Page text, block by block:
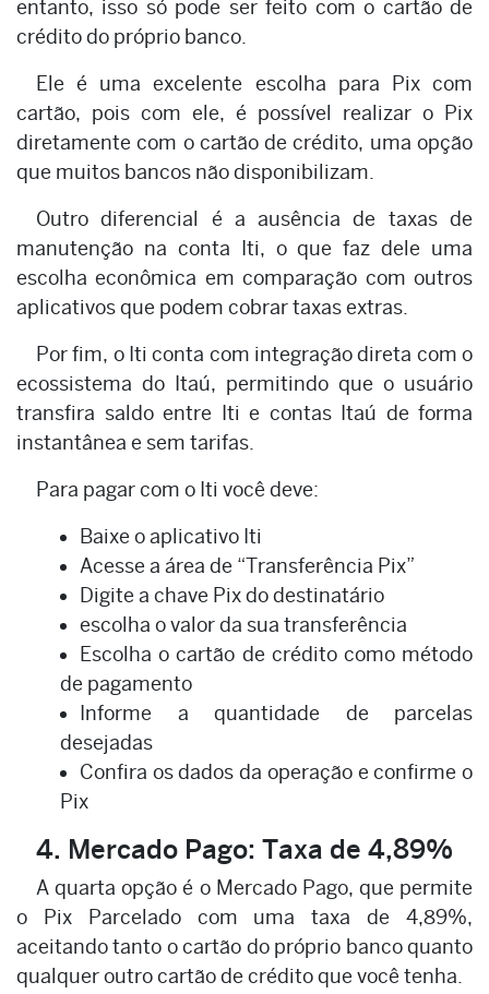
entanto, isso só pode ser feito com o cartão de
crédito do próprio banco.
Ele é uma excelente escolha para Pix com
cartão, pois com ele, é possível realizar o Pix
diretamente com o cartão de crédito, uma opção
que muitos bancos não disponibilizam.
Outro diferencial é a ausência de taxas de
manutenção na conta Iti, o que faz dele uma
escolha econômica em comparação com outros
aplicativos que podem cobrar taxas extras.
Por fim, o Iti conta com integração direta com o
ecossistema do Itaú, permitindo que o usuário
transfira saldo entre Iti e contas Itaú de forma
instantânea e sem tarifas.
Para pagar com o Iti você deve:
Baixe o aplicativo Iti
Acesse a área de “Transferência Pix”
Digite a chave Pix do destinatário
escolha o valor da sua transferência
Escolha o cartão de crédito como método
de pagamento
Informe a quantidade de parcelas
desejadas
Confira os dados da operação e confirme o
Pix
4. Mercado Pago: Taxa de 4,89%
A quarta opção é o Mercado Pago, que permite
o Pix Parcelado com uma taxa de 4,89%,
aceitando tanto o cartão do próprio banco quanto
qualquer outro cartão de crédito que você tenha.